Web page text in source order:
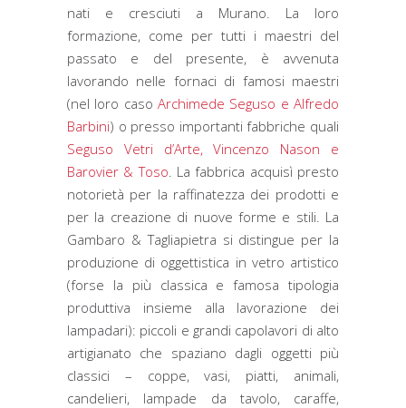
nati e cresciuti a Murano. La loro
formazione, come per tutti i maestri del
passato e del presente, è avvenuta
lavorando nelle fornaci di famosi maestri
(nel loro caso Archimede Seguso e Alfredo
Barbini) o presso importanti fabbriche quali
Seguso Vetri d’Arte, Vincenzo Nason e
Barovier & Toso . La fabbrica acquisì presto
notorietà per la raffinatezza dei prodotti e
per la creazione di nuove forme e stili. La
Gambaro & Tagliapietra si distingue per la
produzione di oggettistica in vetro artistico
(forse la più classica e famosa tipologia
produttiva insieme alla lavorazione dei
lampadari): piccoli e grandi capolavori di alto
artigianato che spaziano dagli oggetti più
classici – coppe, vasi, piatti, animali,
candelieri, lampade da tavolo, caraffe,